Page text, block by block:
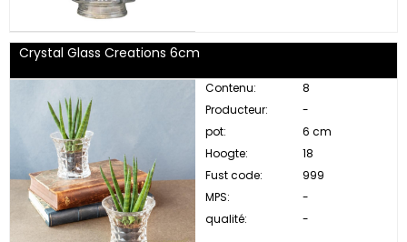
Crystal Glass Creations 6cm
Contenu:
8
Producteur:
-
pot:
6 cm
Hoogte:
18
Fust code:
999
MPS:
-
qualité:
-